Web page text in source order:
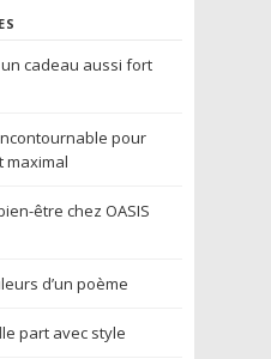
cadeau aussi fort
pour
maximal
être chez OASIS
d’un poème
part avec style